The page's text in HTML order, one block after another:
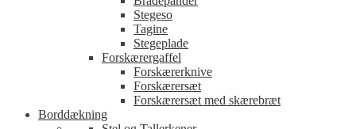
Stegeso
Tagine
Stegeplade
Forskærergaffel
Forskærerknive
Forskærersæt
Forskærersæt med skærebræt
Borddækning